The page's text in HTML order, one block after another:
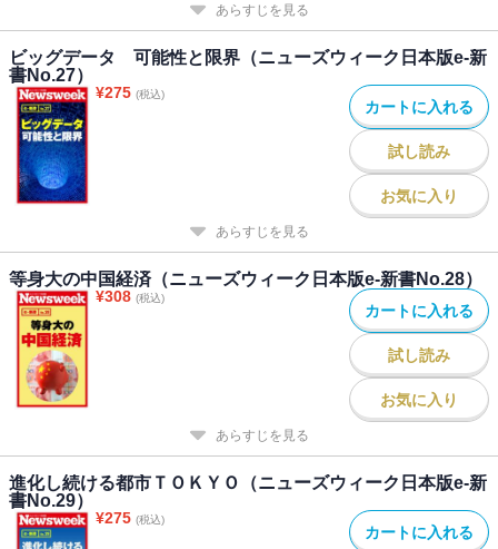
あらすじを見る
ビッグデータ 可能性と限界（ニューズウィーク日本版e-新
書No.27）
¥275 (税込)
カートに入れる
試し読み
お気に入り
あらすじを見る
等身大の中国経済（ニューズウィーク日本版e-新書No.28）
¥308 (税込)
カートに入れる
試し読み
お気に入り
あらすじを見る
進化し続ける都市ＴＯＫＹＯ（ニューズウィーク日本版e-新
書No.29）
¥275 (税込)
カートに入れる